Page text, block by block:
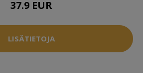
37.9 EUR
LISÄTIETOJA